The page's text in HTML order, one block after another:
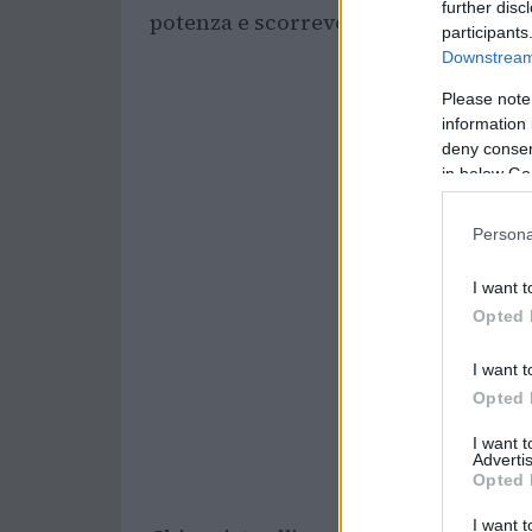
further
Please
information
deny
in below
I want
Opted
I want
Opted
I want
Opted
I want
potenza e scorrevolezza.